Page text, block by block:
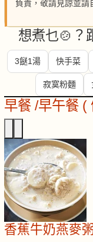
負責，敬請見諒並請
想煮乜🍲？
3餸1湯 快手菜
寂寞粉麵
早餐 /早午餐 (
香蕉牛奶燕麥